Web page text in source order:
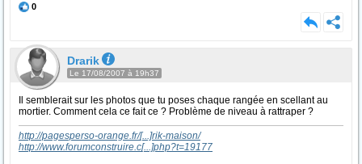
0
Drarik
Le 17/08/2007 à 19h37
Il semblerait sur les photos que tu poses chaque rangée en scellant au
mortier. Comment cela ce fait ce ? Problème de niveau à rattraper ?
http://pagesperso-orange.fr/[...]rik-maison/
http://www.forumconstruire.c[...]php?t=19177